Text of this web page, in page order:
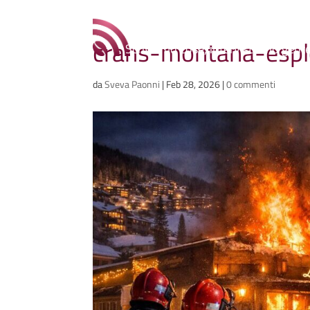
Ammazzacaffè
Scriviamo cose, intervistiamo
crans-montana-
daSveva Paonni |Feb 28, 2026|0 commenti